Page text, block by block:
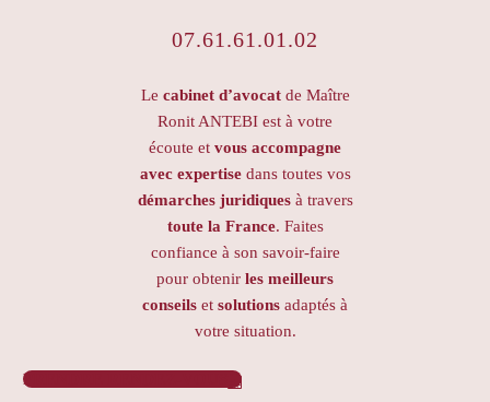
07.61.61.01.02
Le cabinet d’avocatde Maître
Ronit ANTEBI est à votre
écoute et vous accompagne
avec expertisedans toutes vos
démarches juridiquesà travers
toute la France. Faites
confiance à son savoir-faire
pour obtenir les meilleurs
conseils et solutions adaptés à
votre situation.
PRENDRE RENDEZ-VOUS 